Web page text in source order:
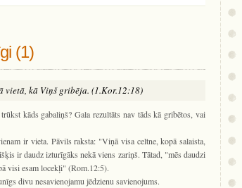
(1)
vietā, kā Viņš gribēja. (1.Kor.12:18)
kāds gabaliņš? Gala rezultāts nav tāds kā gribētos, vai
ir vieta. Pāvils raksta: "Viņā visa celtne, kopā salaista,
ir daudz izturīgāks nekā viens zariņš. Tātad, "mēs daudzi
visi esam locekļi" (Rom.12:5).
divu nesavienojamu jēdzienu savienojums.